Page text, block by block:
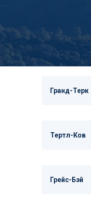
Гранд-Терк
Тертл-Ков
Грейс-Бэй